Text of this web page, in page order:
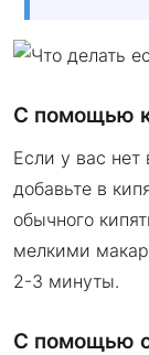
С помощью
Если у вас нет
добавьте в
обычного
мелкими
2-3 минуты.
С помощью